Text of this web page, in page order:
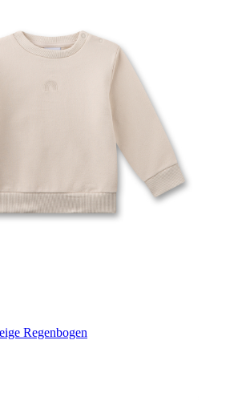
Regenbogen